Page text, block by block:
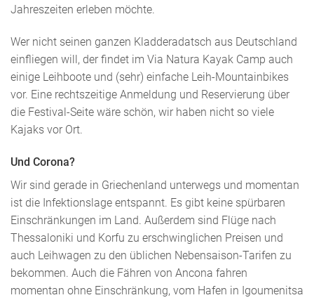
Jahreszeiten erleben möchte.
Wer nicht seinen ganzen Kladderadatsch aus Deutschland
einfliegen will, der findet im Via Natura Kayak Camp auch
einige Leihboote und (sehr) einfache Leih-Mountainbikes
vor. Eine rechtszeitige Anmeldung und Reservierung über
die Festival-Seite wäre schön, wir haben nicht so viele
Kajaks vor Ort.
Und Corona?
Wir sind gerade in Griechenland unterwegs und momentan
ist die Infektionslage entspannt. Es gibt keine spürbaren
Einschränkungen im Land. Außerdem sind Flüge nach
Thessaloniki und Korfu zu erschwinglichen Preisen und
auch Leihwagen zu den üblichen Nebensaison-Tarifen zu
bekommen. Auch die Fähren von Ancona fahren
momentan ohne Einschränkung, vom Hafen in Igoumenitsa